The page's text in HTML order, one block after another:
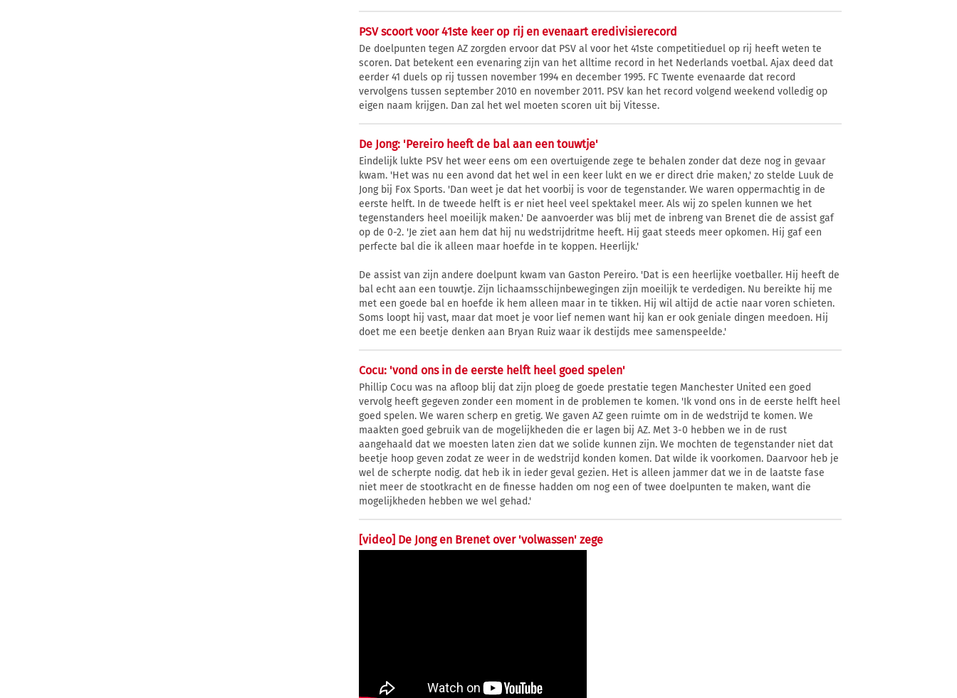
PSV scoort voor 41ste keer op rij en evenaart eredivisierecord
De doelpunten tegen AZ zorgden ervoor dat PSV al voor het 41ste competitieduel op rij heeft weten te
scoren. Dat betekent een evenaring zijn van het alltime record in het Nederlands voetbal. Ajax deed dat
eerder 41 duels op rij tussen november 1994 en december 1995. FC Twente evenaarde dat record
vervolgens tussen september 2010 en november 2011. PSV kan het record volgend weekend volledig op
eigen naam krijgen. Dan zal het wel moeten scoren uit bij Vitesse.
De Jong: 'Pereiro heeft de bal aan een touwtje'
Eindelijk lukte PSV het weer eens om een overtuigende zege te behalen zonder dat deze nog in gevaar
kwam. 'Het was nu een avond dat het wel in een keer lukt en we er direct drie maken,' zo stelde Luuk de
Jong bij Fox Sports. 'Dan weet je dat het voorbij is voor de tegenstander. We waren oppermachtig in de
eerste helft. In de tweede helft is er niet heel veel spektakel meer. Als wij zo spelen kunnen we het
tegenstanders heel moeilijk maken.' De aanvoerder was blij met de inbreng van Brenet die de assist gaf
op de 0-2. 'Je ziet aan hem dat hij nu wedstrijdritme heeft. Hij gaat steeds meer opkomen. Hij gaf een
perfecte bal die ik alleen maar hoefde in te koppen. Heerlijk.'
De assist van zijn andere doelpunt kwam van Gaston Pereiro. 'Dat is een heerlijke voetballer. Hij heeft de
bal echt aan een touwtje. Zijn lichaamsschijnbewegingen zijn moeilijk te verdedigen. Nu bereikte hij me
met een goede bal en hoefde ik hem alleen maar in te tikken. Hij wil altijd de actie naar voren schieten.
Soms loopt hij vast, maar dat moet je voor lief nemen want hij kan er ook geniale dingen meedoen. Hij
doet me een beetje denken aan Bryan Ruiz waar ik destijds mee samenspeelde.'
Cocu: 'vond ons in de eerste helft heel goed spelen'
Phillip Cocu was na afloop blij dat zijn ploeg de goede prestatie tegen Manchester United een goed
vervolg heeft gegeven zonder een moment in de problemen te komen. 'Ik vond ons in de eerste helft heel
goed spelen. We waren scherp en gretig. We gaven AZ geen ruimte om in de wedstrijd te komen. We
maakten goed gebruik van de mogelijkheden die er lagen bij AZ. Met 3-0 hebben we in de rust
aangehaald dat we moesten laten zien dat we solide kunnen zijn. We mochten de tegenstander niet dat
beetje hoop geven zodat ze weer in de wedstrijd konden komen. Dat wilde ik voorkomen. Daarvoor heb je
wel de scherpte nodig. dat heb ik in ieder geval gezien. Het is alleen jammer dat we in de laatste fase
niet meer de stootkracht en de finesse hadden om nog een of twee doelpunten te maken, want die
mogelijkheden hebben we wel gehad.'
[video] De Jong en Brenet over 'volwassen' zege